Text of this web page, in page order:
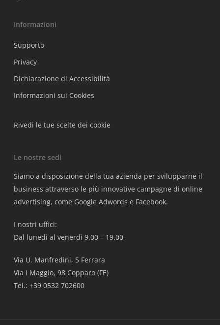
Informazioni
Supporto
Privacy
Dichiarazione di Accessibilità
Informazioni sui Cookies
Rivedi le tue scelte dei cookie
Le nostre sedi
Siamo a disposizione della tua azienda per svilupparne il
business attraverso le più innovative campagne di online
advertising, come Google Adwords e Facebook.
I nostri uffici:
Dal lunedì al venerdì 9.00 – 19.00
Via U. Manfredini, 5 Ferrara
Via I Maggio, 98 Copparo (FE)
Tel.: +39 0532 702600